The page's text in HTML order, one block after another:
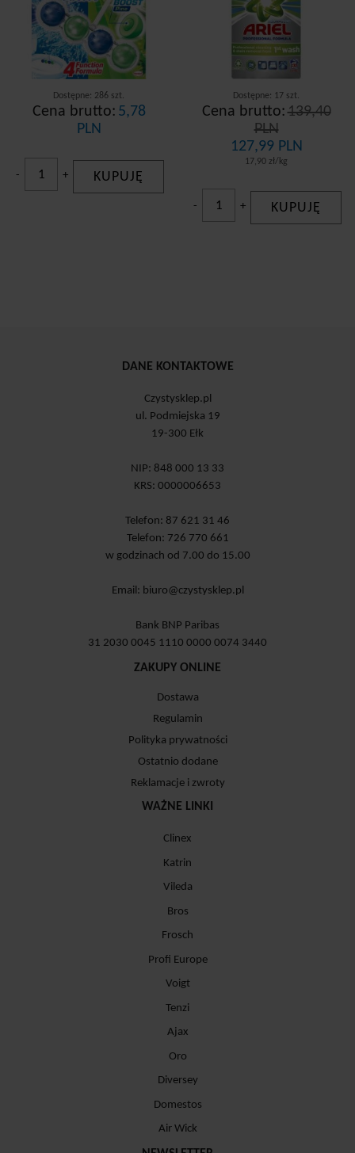
Dostępne: 286 szt.
Cena brutto: 5,78
PLN
- + KUPUJĘ
Dostępne: 17 szt.
Cena brutto: 139,40
PLN
127,99 PLN
17,90 zł/kg
- + KUPUJĘ
DANE KONTAKTOWE
Czystysklep.pl
ul. Podmiejska 19
19-300 Ełk
NIP: 848 000 13 33
KRS: 0000006653
Telefon: 87 621 31 46
Telefon: 726 770 661
w godzinach od 7.00 do 15.00
Email: biuro@czystysklep.pl
Bank BNP Paribas
31 2030 0045 1110 0000 0074 3440
ZAKUPY ONLINE
Dostawa
Regulamin
Polityka prywatności
Ostatnio dodane
Reklamacje i zwroty
WAŻNE LINKI
Clinex
Katrin
Vileda
Bros
Frosch
Profi Europe
Voigt
Tenzi
Ajax
Oro
Diversey
Domestos
Air Wick